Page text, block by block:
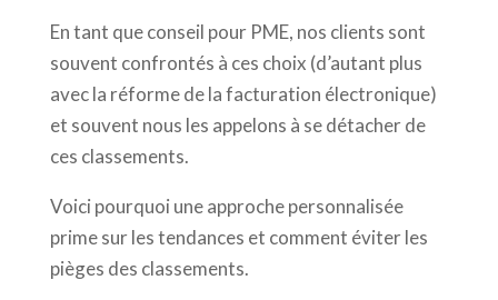
En tant que conseil pour PME, nos clients sont
souvent confrontés à ces choix (d’autant plus
avec la réforme de la facturation électronique)
et souvent nous les appelons à se détacher de
ces classements.
Voici pourquoi une approche personnalisée
prime sur les tendances et comment éviter les
pièges des classements.